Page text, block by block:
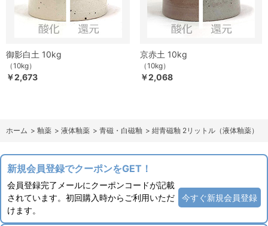
御影白土 10kg
（10kg）
￥2,673
京赤土 10kg
（10kg）
￥2,068
ホーム > 釉薬 > 液体釉薬 > 青磁・白磁釉 > 紺青磁釉 2リットル（液体釉薬）
新規会員登録でクーポンをGET！
会員登録完了メールにクーポンコードが記載
されています。初回購入時からご利用いただ
けます。
今すぐ新規会員登録